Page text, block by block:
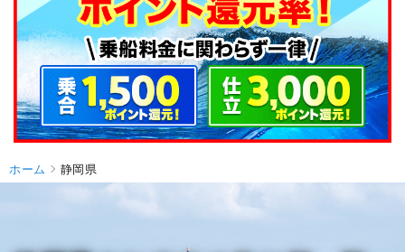
ホーム 静岡県